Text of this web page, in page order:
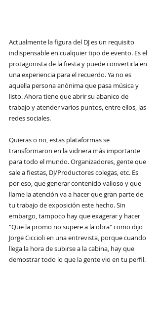
Actualmente la figura del DJ es un requisito
indispensable en cualquier tipo de evento. Es el
protagonista de la fiesta y puede convertirla en
una experiencia para el recuerdo. Ya no es
aquella persona anónima que pasa música y
listo. Ahora tiene que abrir su abanico de
trabajo y atender varios puntos, entre ellos, las
redes sociales.
Quieras o no, estas plataformas se
transformaron en la vidriera más importante
para todo el mundo. Organizadores, gente que
sale a fiestas, DJ/Productores colegas, etc. Es
por eso, que generar contenido valioso y que
llame la atención va a hacer que gran parte de
tu trabajo de exposición este hecho. Sin
embargo, tampoco hay que exagerar y hacer
"Que la promo no supere a la obra" como dijo
Jorge Ciccioli en una entrevista, porque cuando
llega la hora de subirse a la cabina, hay que
demostrar todo lo que la gente vio en tu perfil.